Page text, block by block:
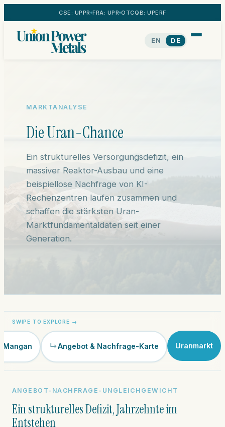
CSE: UPPR FRA: UPR OTCQB: UPERF
EN DE
MARKTANALYSE
Die Uran-Chance
Ein strukturelles Versorgungsdefizit, ein
massiver Reaktor-Ausbau und eine
beispiellose Nachfrage von KI-
Rechenzentren laufen zusammen und
schaffen die stärksten Uran-
Marktfundamentaldaten seit einer
Generation.
Mangan Angebot & Nachfrage-Karte Uranmarkt
ANGEBOT-NACHFRAGE-UNGLEICHGEWICHT
Ein strukturelles Defizit, Jahrzehnte im
Entstehen